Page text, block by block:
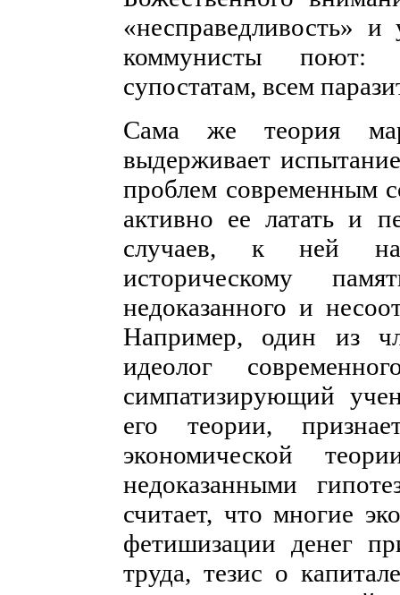
«несправедливость»
коммунисты поют:
супостатам, всем
Сама же теория
выдерживает
проблем современным
активно ее латать и
случаев, к ней
историческому
недоказанного и
Например, один из
идеолог
симпатизирующий
его теории,
экономической
недоказанными
считает, что многие
фетишизации денег
труда, тезис о